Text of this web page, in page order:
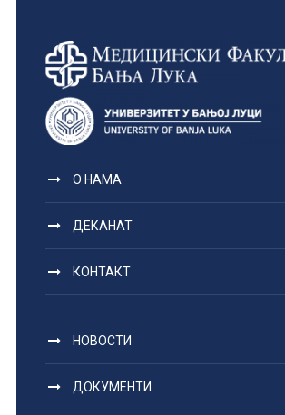
О НАМА
ДЕКАНАТ
КОНТАКТ
НОВОСТИ
ДОКУМЕНТИ